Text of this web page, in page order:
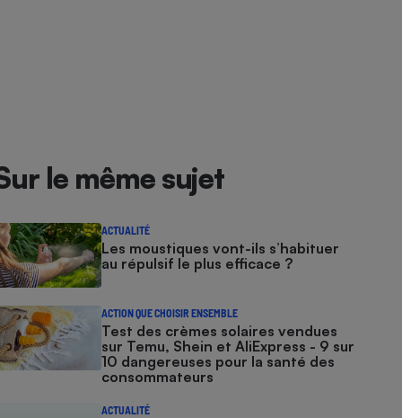
le même sujet
ACTUALITÉ
Les moustiques vont-ils s’habituer
au répulsif le plus efficace ?
ACTION QUE CHOISIR ENSEMBLE
Test des crèmes solaires vendues
sur Temu, Shein et AliExpress - 9 sur
10 dangereuses pour la santé des
consommateurs
ACTUALITÉ